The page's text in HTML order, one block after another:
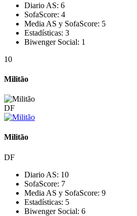
Diario AS: 6
SofaScore: 4
Media AS y SofaScore: 5
Estadísticas: 3
Biwenger Social: 1
10
Militão
DF
Militão
DF
Diario AS: 10
SofaScore: 7
Media AS y SofaScore: 9
Estadísticas: 5
Biwenger Social: 6